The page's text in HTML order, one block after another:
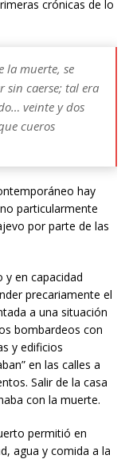
crónicas de lo
la muerte, se
sin caerse; tal era
veinte y dos
cueros
hay
particularmente
por parte de las
y en capacidad
precariamente el
a una situación
bombardeos con
y edificios
en las calles a
Salir de la casa
con la muerte.
permitió en
agua y comida a la